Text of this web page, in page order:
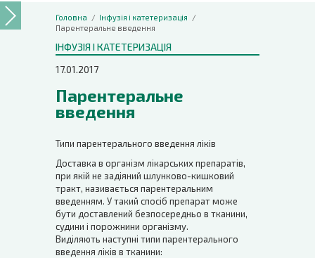
Головна
Інфузія і катетеризація
Парентеральне введення
ІНФУЗІЯ І КАТЕТЕРИЗАЦІЯ
17.01.2017
Парентеральне
введення
Типи парентерального введення ліків
Доставка в організм лікарських препаратів,
при якій не задіяний шлунково-кишковий
тракт, називається парентеральним
введенням. У такий спосіб препарат може
бути доставлений безпосередньо в тканини,
судини і порожнини організму.
Виділяють наступні типи парентерального
введення ліків в тканини: